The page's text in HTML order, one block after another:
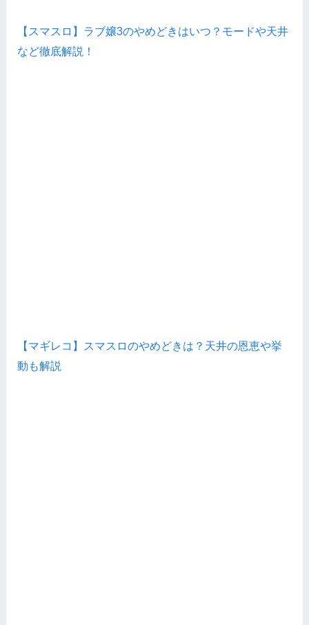
【スマスロ】ラブ嬢3のやめどきはいつ？モードや天井
など徹底解説！
【マギレコ】スマスロのやめどきは？天井の恩恵や挙
動も解説